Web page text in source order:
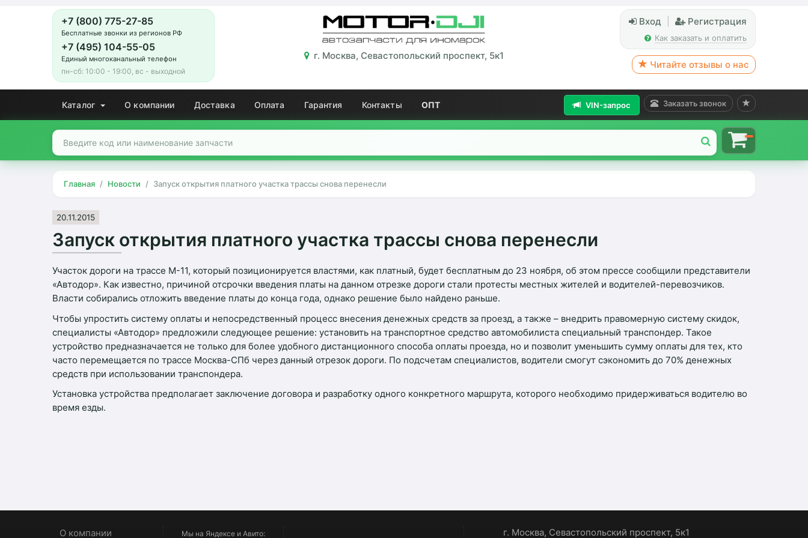
+7 (800) 775-27-85
Бесплатные звонки из регионов РФ
+7 (495) 104-55-05
Единый многоканальный телефон
пн-сб: 10:00 - 19:00, вс - выходной
г. Москва, Севастопольский проспект, 5к1
Вход Регистрация
Как заказать и оплатить
Читайте отзывы о нас
Каталог О компании Доставка Оплата Гарантия Контакты ОПТ Заказать звонок
VIN-запрос
Главная Новости Запуск открытия платного участка трассы снова перенесли
20.11.2015
Запуск открытия платного участка трассы снова перенесли
Участок дороги на трассе М-11, который позиционируется властями, как платный, будет бесплатным до 23 ноября, об этом прессе сообщили представители
«Автодор». Как известно, причиной отсрочки введения платы на данном отрезке дороги стали протесты местных жителей и водителей-перевозчиков.
Власти собирались отложить введение платы до конца года, однако решение было найдено раньше.
Чтобы упростить систему оплаты и непосредственный процесс внесения денежных средств за проезд, а также – внедрить правомерную систему скидок,
специалисты «Автодор» предложили следующее решение: установить на транспортное средство автомобилиста специальный транспондер. Такое
устройство предназначается не только для более удобного дистанционного способа оплаты проезда, но и позволит уменьшить сумму оплаты для тех, кто
часто перемещается по трассе Москва-СПб через данный отрезок дороги. По подсчетам специалистов, водители смогут сэкономить до 70% денежных
средств при использовании транспондера.
Установка устройства предполагает заключение договора и разработку одного конкретного маршрута, которого необходимо придерживаться водителю во
время езды.
О компании Мы на Яндексе и Авито: г. Москва, Севастопольский проспект, 5к1